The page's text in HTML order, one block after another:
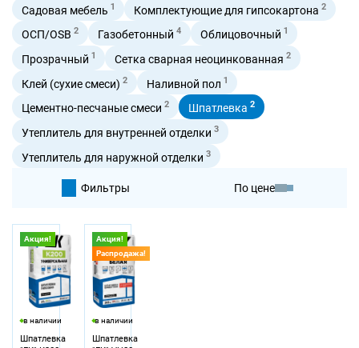
Садовая мебель 1 Комплектующие для гипсокартона 2
ОСП/OSB 2 Газобетонный 4 Облицовочный 1
Прозрачный 1 Сетка сварная неоцинкованная 2
Клей (сухие смеси) 2 Наливной пол 1
Цементно-песчаные смеси 2 Шпатлевка 2
Утеплитель для внутренней отделки 3
Утеплитель для наружной отделки 3
По цене
Фильтры
Акция!
в наличии
Шпатлевка
Акция!
Распродажа!
в наличии
Шпатлевка